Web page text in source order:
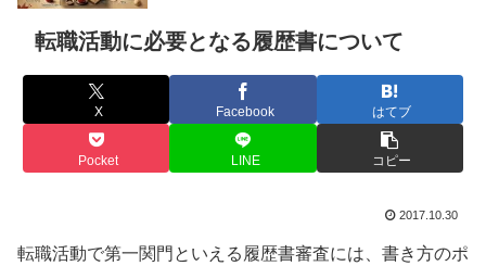
転職活動に必要となる履歴書について
X Facebook はてブ
Pocket LINE コピー
2017.10.30
転職活動で第一関門といえる履歴書審査には、書き方のポ